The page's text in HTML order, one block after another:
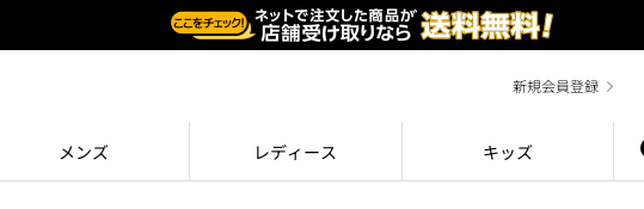
新規会員登録
メンズ レディース キッズ